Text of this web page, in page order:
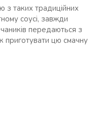
з таких традиційних
соусі, завжди
передаються з
приготувати цю смачну